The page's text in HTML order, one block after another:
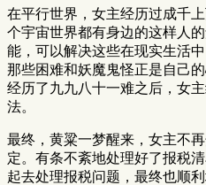
在平行世界，女主经历过成千
个宇宙世界都有身边的这样人
能，可以解决这些在现实生活
那些困难和妖魔鬼怪正是自己
经历了九九八十一难之后，女
法。
最终，黄粱一梦醒来，女主不
定。有条不紊地处理好了报税
起去处理报税问题，最终也顺利